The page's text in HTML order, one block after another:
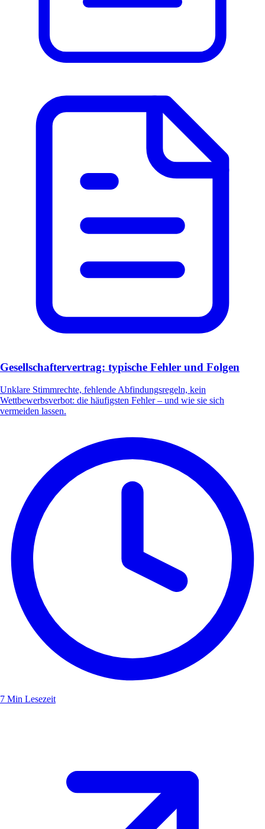
Gesellschaftervertrag: typische Fehler und Folgen
Unklare Stimmrechte, fehlende Abfindungsregeln, kein
Wettbewerbsverbot: die häufigsten Fehler – und wie sie sich
vermeiden lassen.
7 Min Lesezeit